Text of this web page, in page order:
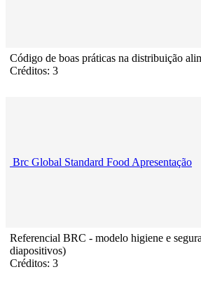
Código de boas práticas na distribuição
Créditos: 3
Brc Global Standard Food Apresentação
Referencial BRC - modelo higiene e
diapositivos)
Créditos: 3